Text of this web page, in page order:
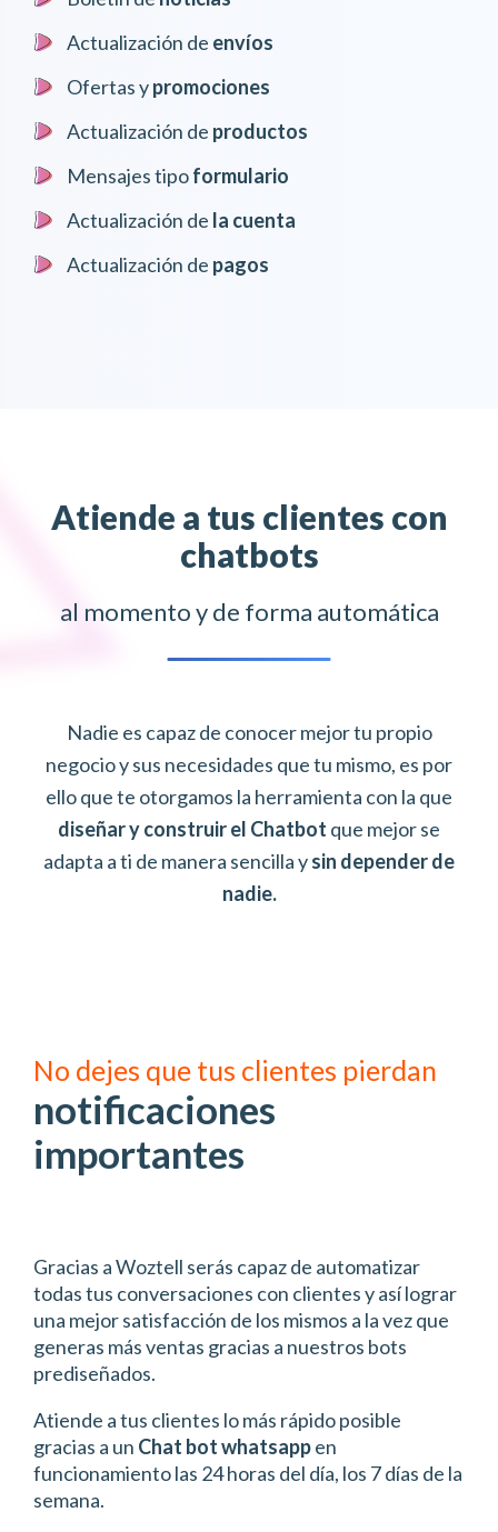
Actualización de envíos
Ofertas ypromociones
Actualización de productos
Mensajes tipoformulario
Actualización de la cuenta
Actualización de pagos
Atiende a tus clientes con
chatbots
al momento y de forma automática
Nadie es capaz de conocer mejor tu propio
negocio y sus necesidades que tu mismo, es por
ello que te otorgamos la herramienta con la que
diseñar y construir el Chatbot que mejor se
adapta a ti de manera sencilla ysin depender de
nadie.
No dejes que tus clientes pierdan
notificaciones
importantes
Gracias a Woztell serás capaz de automatizar
todas tus conversaciones con clientes y así lograr
una mejor satisfacción de los mismos a la vez que
generas más ventas gracias a nuestros bots
prediseñados.
Atiende a tus clientes lo más rápido posible
gracias a un Chat bot whatsappen
funcionamiento las 24 horas del día, los 7 días de la
semana.